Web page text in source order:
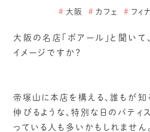
# 大阪 # カフェ # フィ
大阪の名店「ポアール」と聞い
イメージですか？
帝塚山に本店を構える、誰もが
伸びるような、特別な日のパティ
っている人も多いかもしれません